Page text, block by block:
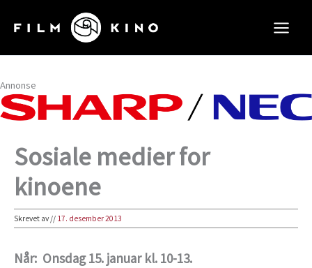
rett
innholdet
Annonse
Sosiale medier for
kinoene
Skrevet av// 17. desember 2013
Når: Onsdag 15. januar kl. 10-13.